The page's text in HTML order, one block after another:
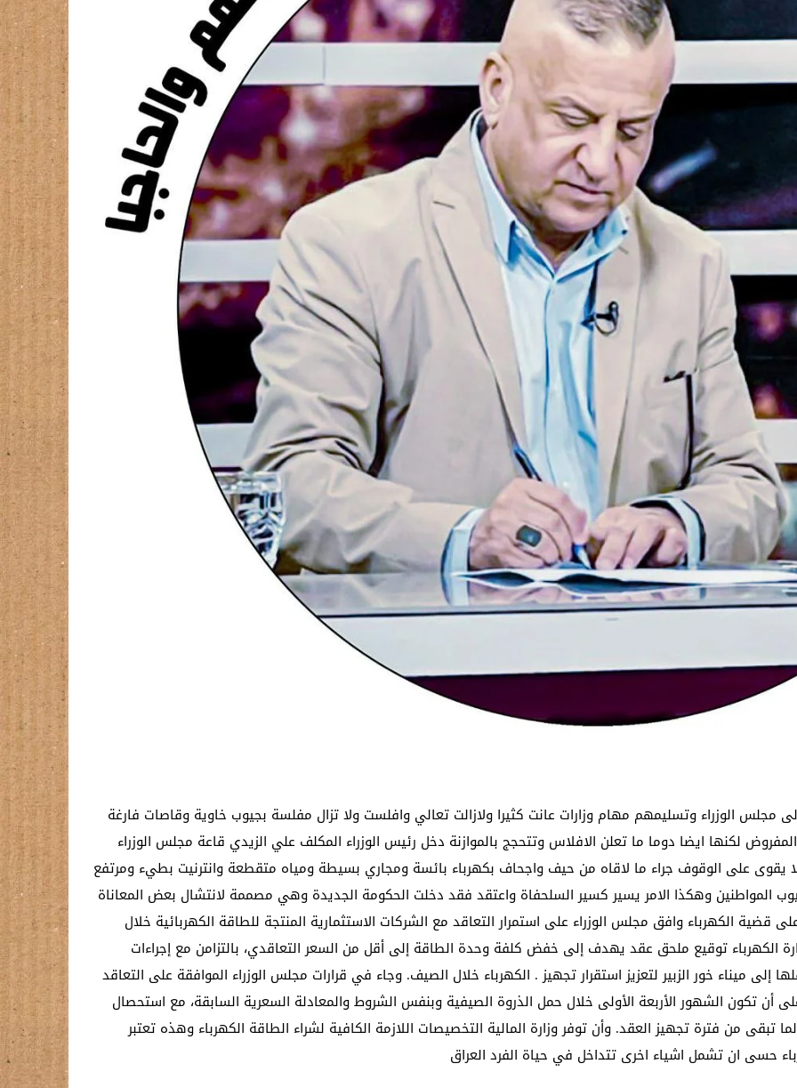
مجلس الوزراء وتسليمهم مهام وزارات عانت كثيرا ولازالت تعالي وافلست ولا تزال مفلسة بجيوب خاوية وقاصات فارغة
لكنها ايضا دوما ما تعلن الافلاس وتتحجج بالموازنة دخل رئيس الوزراء المكلف علي الزيدي قاعة مجلس الوزراء
لا يقوى على الوقوف جراء ما لاقاه من حيف واجحاف بكهرباء بائسة ومجاري بسيطة ومياه متقطعة وانترنيت بطيء ومرتفع
المواطنين وهكذا الامر يسير كسير السلحفاة واعتقد فقد دخلت الحكومة الجديدة وهي مصممة لانتشال بعض المعاناة
الكهرباء وافق مجلس الوزراء على استمرار التعاقد مع الشركات الاستثمارية المنتجة للطاقة الكهربائية خلال
الأربعة لعام ٢٠٢٦ ، مع تخويل وزارة الكهرباء توقيع ملحق عقد يهدف إلى خفض كلفة وحدة الطاقة إلى أقل من السعر التعاقدي، بالتزامن مع إجراءات
إلى ميناء خور الزبير لتعزيز استقرار تجهيز . الكهرباء خلال الصيف. وجاء في قرارات مجلس الوزراء الموافقة على التعاقد
أن تكون الشهور الأربعة الأولى خلال حمل الذروة الصيفية وبنفس الشروط والمعادلة السعرية السابقة، مع استحصال
الوزراء على شراء الطاقة لكل 4 أشهر، لما تبقى من فترة تجهيز العقد. وأن توفر وزارة المالية التخصيصات اللازمة الكافية لشراء الطاقة الكهرباء وهذه تعتبر
حسى ان تشمل اشياء اخرى تتداخل في حياة الفرد العراق